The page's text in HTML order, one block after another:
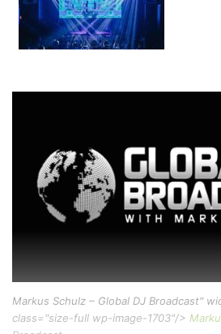
Markus Schulz – Global DJ Broadcast"
class="size-full wp-image-1703"/>